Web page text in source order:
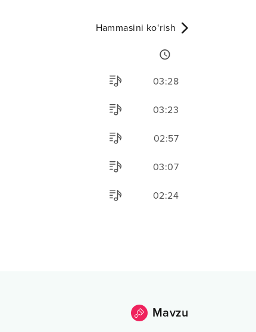
Hammasini ko‘rish
03:28
03:23
02:57
03:07
02:24
Mavzu